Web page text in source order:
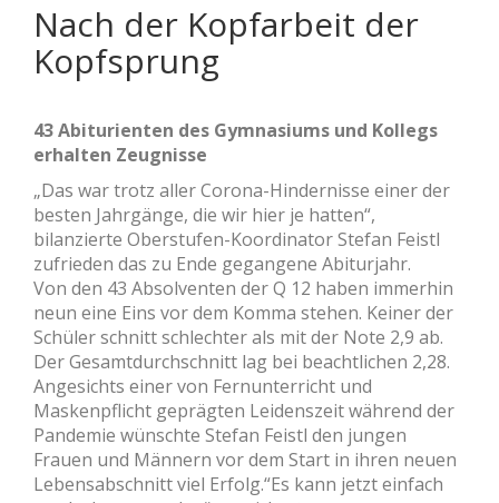
Nach der Kopfarbeit der
Kopfsprung
43 Abiturienten des Gymnasiums und Kollegs
erhalten Zeugnisse
„Das war trotz aller Corona-Hindernisse einer der
besten Jahrgänge, die wir hier je hatten“,
bilanzierte Oberstufen-Koordinator Stefan Feistl
zufrieden das zu Ende gegangene Abiturjahr.
Von den 43 Absolventen der Q 12 haben immerhin
neun eine Eins vor dem Komma stehen. Keiner der
Schüler schnitt schlechter als mit der Note 2,9 ab.
Der Gesamtdurchschnitt lag bei beachtlichen 2,28.
Angesichts einer von Fernunterricht und
Maskenpflicht geprägten Leidenszeit während der
Pandemie wünschte Stefan Feistl den jungen
Frauen und Männern vor dem Start in ihren neuen
Lebensabschnitt viel Erfolg.“Es kann jetzt einfach